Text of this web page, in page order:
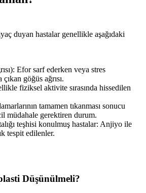
duyan hastalar genellikle aşağıdaki
Efor sarf ederken veya stres
göğüs ağrısı.
fiziksel aktivite sırasında hissedilen
tamamen tıkanması sonucu
müdahale gerektiren durum.
teşhisi konulmuş hastalar: Anjiyo ile
tespit edilenler.
Düşünülmeli?